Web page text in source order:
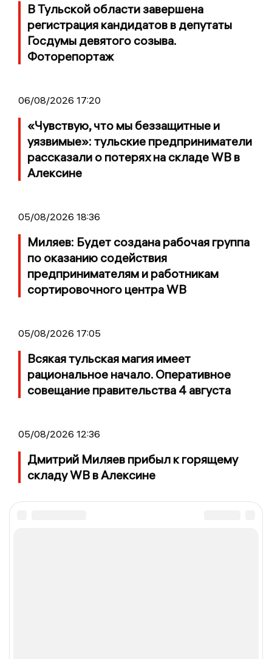
В Тульской области завершена
регистрация кандидатов в депутаты
Госдумы девятого созыва.
Фоторепортаж
06/08/2026 17:20
«Чувствую, что мы беззащитные и
уязвимые»: тульские предприниматели
рассказали о потерях на складе WB в
Алексине
05/08/2026 18:36
Миляев: Будет создана рабочая группа
по оказанию содействия
предпринимателям и работникам
сортировочного центра WB
05/08/2026 17:05
Всякая тульская магия имеет
рациональное начало. Оперативное
совещание правительства 4 августа
05/08/2026 12:36
Дмитрий Миляев прибыл к горящему
складу WB в Алексине